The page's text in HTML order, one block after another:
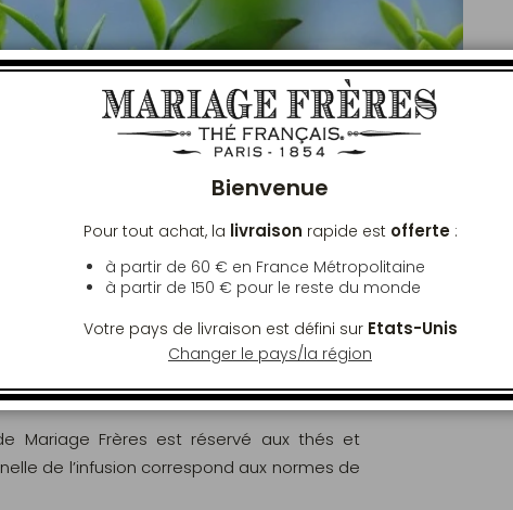
rigoureusement analysés et contrôlés
des normes européennes (EC) N°
Mariage Frères est réservé aux thés et
de l’infusion correspond aux normes de
Bienvenue
Pour tout achat, la livraison rapide est offerte:
à partir de 60 € en France Métropolitaine
à partir de 150 € pour le reste du monde
Votre pays de livraison est défini sur Etats-Unis
Changer le pays/la région